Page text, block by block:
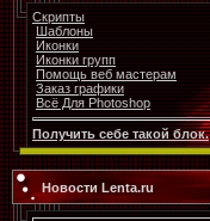
Скрипты
Шаблоны
Иконки
Иконки групп
Помощь веб мастерам
Заказ графики
Всё Для Photoshop
Получить себе такой блок.
Новости Lenta.ru